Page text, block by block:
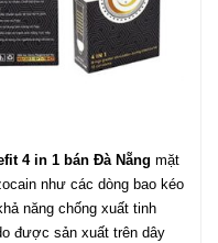
4 in 1 bán Đà Nẵng mặt
như các dòng bao kéo
năng chống xuất tinh
được sản xuất trên dây